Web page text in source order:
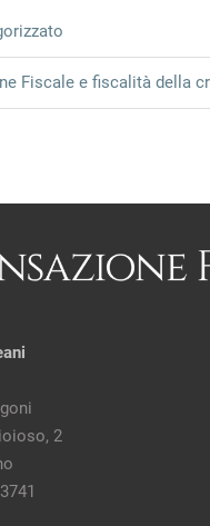
Fiscale e fiscalità della
2